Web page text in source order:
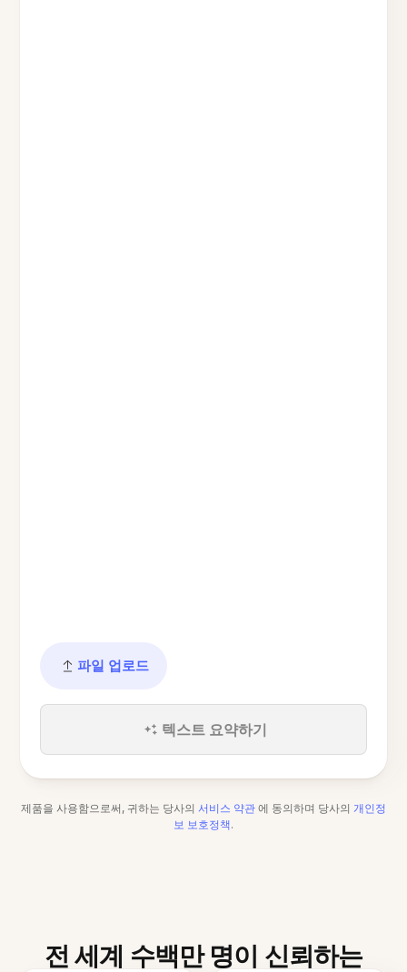
파일 업로드
텍스트 요약하기
제품을 사용함으로써, 귀하는 당사의 서비스 약관 에 동의하며 당사의 개인정
보 보호정책.
전 세계 수백만 명이 신뢰하는